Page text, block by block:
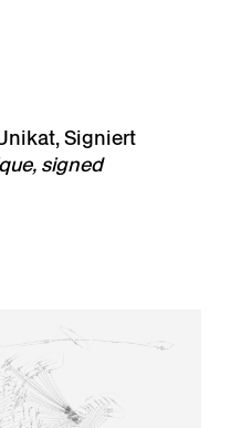
Signiert
signed